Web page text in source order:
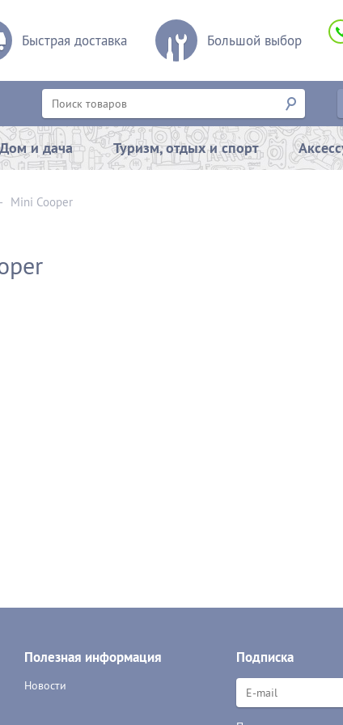
Быстрая доставка Большой выбор
Дом и дача Туризм, отдых и спорт
Mini Cooper
Полезная информация
Новости
Подписка